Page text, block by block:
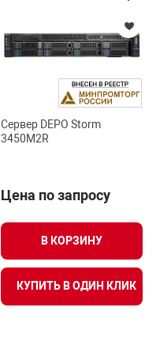
Сервер DEPO Storm
3450M2R
Цена по запросу
В КОРЗИНУ
КУПИТЬ В ОДИН КЛИК